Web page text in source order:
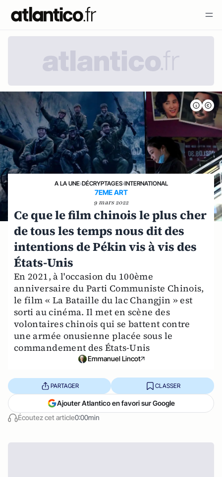
A LA UNE›DÉCRYPTAGES›INTERNATIONAL
7EME ART
9 mars 2022
Ce que le film chinois le plus cher
de tous les temps nous dit des
intentions de Pékin vis à vis des
États-Unis
En 2021, à l'occasion du 100ème
anniversaire du Parti Communiste Chinois,
le film « La Bataille du lac Changjin » est
sorti au cinéma. Il met en scène des
volontaires chinois qui se battent contre
une armée onusienne placée sous le
commandement des États-Unis
Emmanuel Lincot
Écoutez cet article0:00min
PARTAGER CLASSER
Ajouter Atlantico en favori sur Google